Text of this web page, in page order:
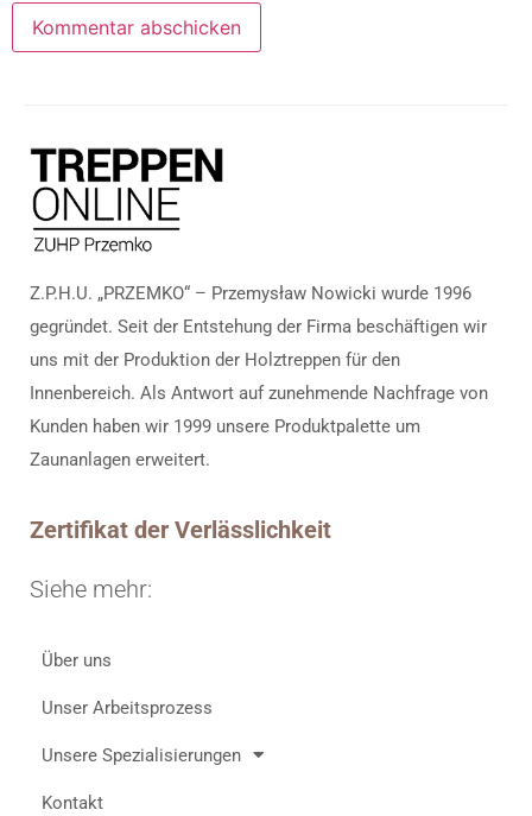
Z.P.H.U. „PRZEMKO“ – Przemysław Nowicki wurde 1996
gegründet. Seit der Entstehung der Firma beschäftigen wir
uns mit der Produktion der Holztreppen für den
Innenbereich. Als Antwort auf zunehmende Nachfrage von
Kunden haben wir 1999 unsere Produktpalette um
Zaunanlagen erweitert.
Zertifikat der Verlässlichkeit
Siehe mehr:
Über uns
Unser Arbeitsprozess
Unsere Spezialisierungen
Kontakt